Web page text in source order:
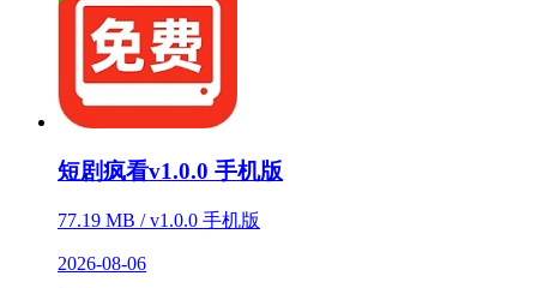
短剧疯看v1.0.0 手机版
77.19 MB / v1.0.0 手机版
2026-08-06